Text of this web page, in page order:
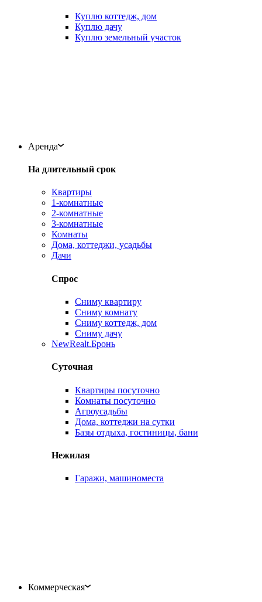
Куплю коттедж, дом
Куплю дачу
Куплю земельный участок
Аренда
На длительный срок
Квартиры
1-комнатные
2-комнатные
3-комнатные
Комнаты
Дома, коттеджи, усадьбы
Дачи
Спрос
Сниму квартиру
Сниму комнату
Сниму коттедж, дом
Сниму дачу
NewRealt.Бронь
Суточная
Квартиры посуточно
Комнаты посуточно
Агроусадьбы
Дома, коттеджи на сутки
Базы отдыха, гостиницы, бани
Нежилая
Гаражи, машиноместа
Коммерческая